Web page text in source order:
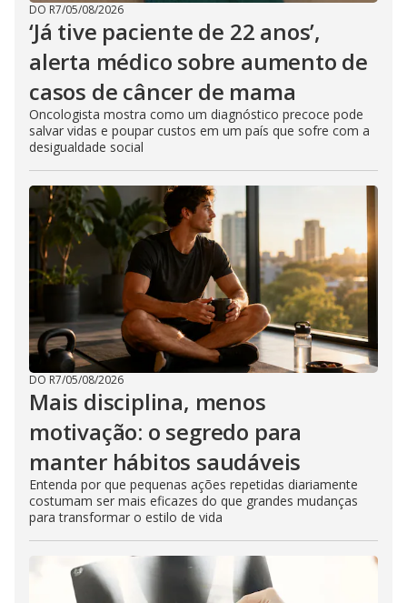
DO R7/05/08/2026
‘Já tive paciente de 22 anos’,
alerta médico sobre aumento de
casos de câncer de mama
Oncologista mostra como um diagnóstico precoce pode
salvar vidas e poupar custos em um país que sofre com a
desigualdade social
DO R7/05/08/2026
Mais disciplina, menos
motivação: o segredo para
manter hábitos saudáveis
Entenda por que pequenas ações repetidas diariamente
costumam ser mais eficazes do que grandes mudanças
para transformar o estilo de vida